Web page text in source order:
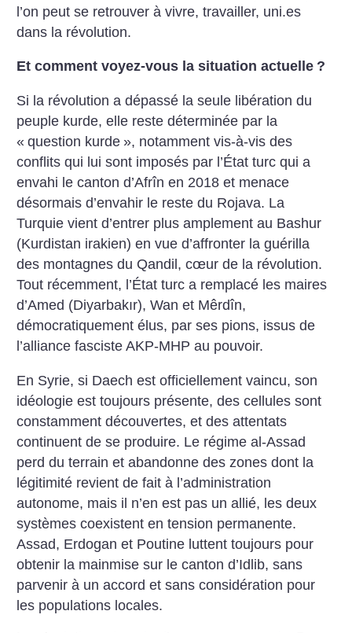
l’on peut se retrouver à vivre, travailler, uni.es
dans la révolution.
Et comment voyez-vous la situation actuelle ?
Si la révolution a dépassé la seule libération du
peuple kurde, elle reste déterminée par la
« question kurde », notamment vis-à-vis des
conflits qui lui sont imposés par l’État turc qui a
envahi le canton d’Afrîn en 2018 et menace
désormais d’envahir le reste du Rojava. La
Turquie vient d’entrer plus amplement au Bashur
(Kurdistan irakien) en vue d’affronter la guérilla
des montagnes du Qandil, cœur de la révolution.
Tout récemment, l’État turc a remplacé les maires
d’Amed (Diyarbakır), Wan et Mêrdîn,
démocratiquement élus, par ses pions, issus de
l’alliance fasciste AKP-MHP au pouvoir.
En Syrie, si Daech est officiellement vaincu, son
idéologie est toujours présente, des cellules sont
constamment découvertes, et des attentats
continuent de se produire. Le régime al-Assad
perd du terrain et abandonne des zones dont la
légitimité revient de fait à l’administration
autonome, mais il n’en est pas un allié, les deux
systèmes coexistent en tension permanente.
Assad, Erdogan et Poutine luttent toujours pour
obtenir la mainmise sur le canton d’Idlib, sans
parvenir à un accord et sans considération pour
les populations locales.